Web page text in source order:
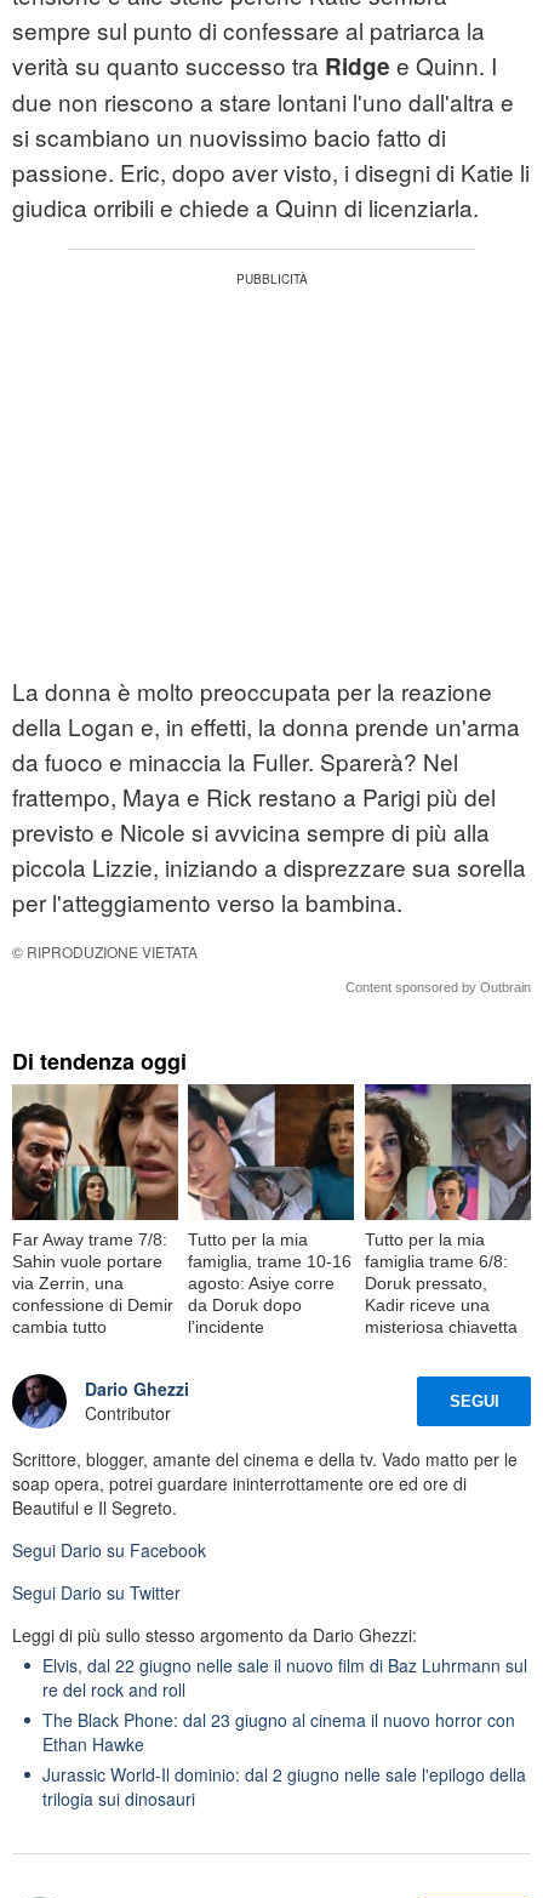
sempre sul punto di confessare al patriarca la
verità su quanto successo tra Ridge e Quinn. I
due non riescono a stare lontani l'uno dall'altra e
si scambiano un nuovissimo bacio fatto di
passione. Eric, dopo aver visto, i disegni di Katie li
giudica orribili e chiede a Quinn di licenziarla.
La donna è molto preoccupata per la reazione
della Logan e, in effetti, la donna prende un'arma
da fuoco e minaccia la Fuller. Sparerà? Nel
frattempo, Maya e Rick restano a Parigi più del
previsto e Nicole si avvicina sempre di più alla
piccola Lizzie, iniziando a disprezzare sua sorella
per l'atteggiamento verso la bambina.
© RIPRODUZIONE VIETATA
Content sponsored by Outbrain
Di tendenza oggi
Far Away trame 7/8:
Sahin vuole portare
via Zerrin, una
confessione di Demir
cambia tutto
Tutto per la mia
famiglia, trame 10-16
agosto: Asiye corre
da Doruk dopo
l’incidente
Tutto per la mia
famiglia trame 6/8:
Doruk pressato,
Kadir riceve una
misteriosa chiavetta
Dario Ghezzi
Contributor
SEGUI
Scrittore, blogger, amante del cinema e della tv. Vado matto per le
soap opera, potrei guardare ininterrottamente ore ed ore di
Beautiful e Il Segreto.
Segui Dario su Facebook
Segui Dario su Twitter
Leggi di più sullo stesso argomento da Dario Ghezzi:
Elvis, dal 22 giugno nelle sale il nuovo film di Baz Luhrmann sul
re del rock and roll
The Black Phone: dal 23 giugno al cinema il nuovo horror con
Ethan Hawke
Jurassic World-Il dominio: dal 2 giugno nelle sale l'epilogo della
trilogia sui dinosauri